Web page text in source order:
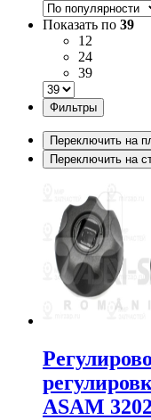
Показать по 39
12
24
39
Фильтры
Переключить на
Переключить на
ASAM